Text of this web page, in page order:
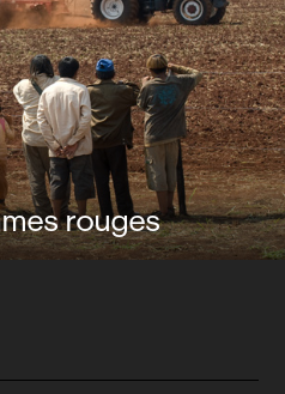
rouges